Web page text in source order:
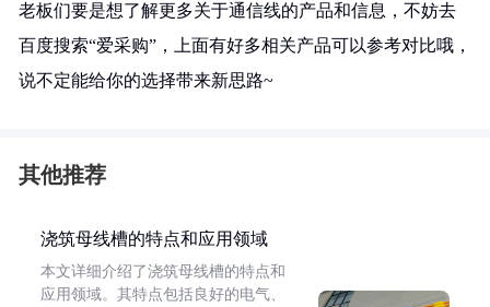
老板们要是想了解更多关于通信线的产品和信息，不妨去
百度搜索“爱采购”，上面有好多相关产品可以参考对比哦，
说不定能给你的选择带来新思路~
其他推荐
浇筑母线槽的特点和应用领域
本文详细介绍了浇筑母线槽的特点和
应用领域。其特点包括良好的电气、